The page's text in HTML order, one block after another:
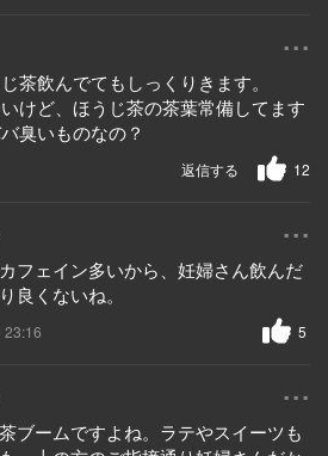
...
茶飲んでてもしっくりきます。
けど、ほうじ茶の茶葉常備してます
臭いものなの？
12
返信する
...
フェイン多いから、妊婦さん飲んだ
良くないね。
23:16 5
...
ブームですよね。ラテやスイーツも